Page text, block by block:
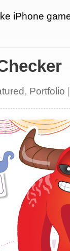
iPhone
, Portfolio